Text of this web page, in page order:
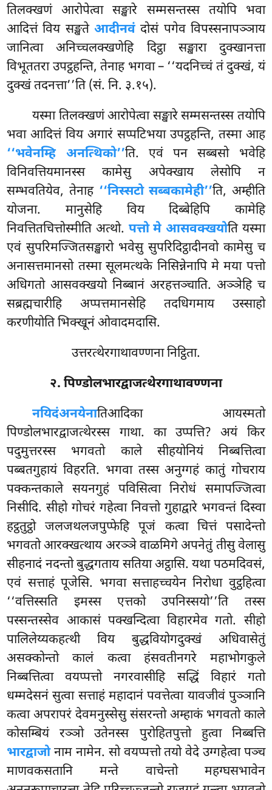
तिलक्खणं आरोपेत्वा सङ्खारे सम्मसन्तस्स तयोपि भवा
आदित्तं विय सङ्खते आदीनवं दोसं पगेव विपस्सनापञ्ञाय
जानित्वा अनिच्चलक्खणेहि दिट्ठा सङ्खारा दुक्खानत्ता
विभूततरा उपट्ठहन्ति, तेनाह भगवा – ‘‘यदनिच्चं तं दुक्खं, यं
दुक्खं तदनत्ता’’ति (सं. नि. ३.१५).
यस्मा तिलक्खणं आरोपेत्वा सङ्खारे सम्मसन्तस्स तयोपि
भवा आदित्तं विय अगारं सप्पटिभया उपट्ठहन्ति, तस्मा आह
‘‘भवेनम्हि अनत्थिको’’ति. एवं पन सब्बसो भवेहि
विनिवत्तियमानस्स कामेसु अपेक्खाय लेसोपि न
सम्भवतियेव, तेनाह ‘‘निस्सटो सब्बकामेही’’ति, अम्हीति
योजना. मानुसेहि विय दिब्बेहिपि कामेहि
निवत्तितचित्तोस्मीति अत्थो. पत्तो मे आसवक्खयोति यस्मा
एवं सुपरिमज्जितसङ्खारो भवेसु सुपरिदिट्ठादीनवो कामेसु च
अनासत्तमानसो तस्मा सूलमत्थके निसिन्नेनापि मे मया पत्तो
अधिगतोआसवक्खयो निब्बानं अरहत्तञ्चाति. अञ्ञेहि च
सब्रह्मचारीहि अप्पत्तमानसेहि तदधिगमाय उस्साहो
करणीयोति भिक्खूनं ओवादमदासि.
उत्तरत्थेरगाथावण्णना निट्ठिता.
२. पिण्डोलभारद्वाजत्थेरगाथावण्णना
नयिदंअनयेनातिआदिका आयस्मतो
पिण्डोलभारद्वाजत्थेरस्स गाथा. का उप्पत्ति? अयं किर
पदुमुत्तरस्स भगवतो काले सीहयोनियं निब्बत्तित्वा
पब्बतगुहायं विहरति. भगवा तस्स अनुग्गहं कातुं गोचराय
पक्कन्तकाले सयनगुहं पविसित्वा निरोधं समापज्जित्वा
निसीदि. सीहो गोचरं गहेत्वा निवत्तो गुहाद्वारे भगवन्तं दिस्वा
हट्ठतुट्ठो जलजथलजपुप्फेहि पूजं कत्वा चित्तं पसादेन्तो
भगवतो आरक्खत्थाय अरञ्ञे वाळमिगे अपनेतुं तीसु वेलासु
सीहनादं नदन्तो बुद्धगताय सतिया अट्ठासि. यथा पठमदिवसं,
एवं सत्ताहं पूजेसि. भगवा सत्ताहच्चयेन निरोधा वुट्ठहित्वा
‘‘वत्तिस्सति इमस्स एत्तको उपनिस्सयो’’ति तस्स
पस्सन्तस्सेव आकासं पक्खन्दित्वा विहारमेव गतो. सीहो
पालिलेय्यकहत्थी विय बुद्धवियोगदुक्खं अधिवासेतुं
असक्कोन्तो कालं कत्वा हंसवतीनगरे महाभोगकुले
निब्बत्तित्वा वयप्पत्तो नगरवासीहि सद्धिं विहारं गतो
धम्मदेसनं सुत्वा सत्ताहं महादानं पवत्तेत्वा यावजीवं पुञ्ञानि
कत्वा अपरापरं देवमनुस्सेसु संसरन्तो अम्हाकं भगवतो काले
कोसम्बियं रञ्ञो उतेनस्स पुरोहितपुत्तो हुत्वा निब्बत्ति
भारद्वाजोनाम नामेन. सो वयप्पत्तो तयो वेदे उग्गहेत्वा पञ्च
माणवकसतानि मन्ते वाचेन्तो महग्घसभावेन